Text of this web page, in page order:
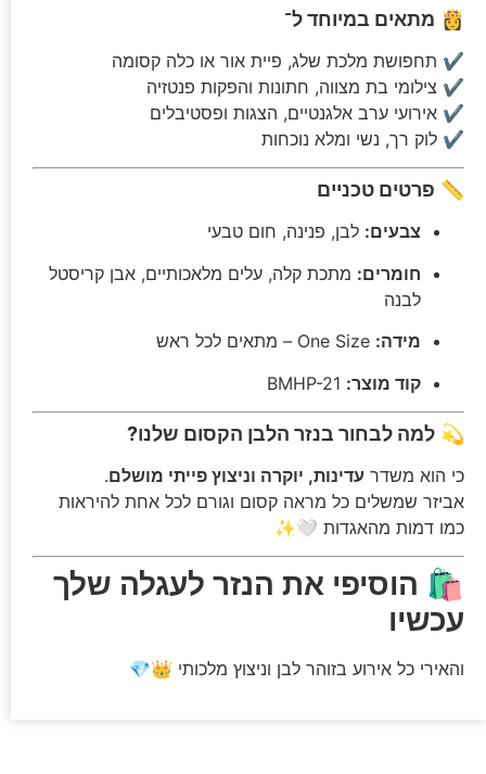
👸 מתאים במיוחד ל־
✔ תחפושת מלכת שלג, פיית אור או כלה קסומה
✔ צילומי בת מצווה, חתונות והפקות פנטזיה
✔ אירועי ערב אלגנטיים, הצגות ופסטיבלים
✔ לוק רך, נשי ומלא נוכחות
📏 פרטים טכניים
צבעים: לבן, פנינה, חום טבעי
חומרים: מתכת קלה, עלים מלאכותיים, אבן קריסטל
לבנה
מידה:
קוד מוצר:
💫 למה לבחור בנזר הלבן הקסום שלנו?
כי הוא משדר עדינות, יוקרה וניצוץ פייתי מושלם.
אביזר שמשלים כל מראה קסום וגורם לכל אחת להיראות
כמו דמות מהאגדות 🤍✨
🛍️ הוסיפי את הנזר לעגלה שלך
עכשיו
והאירי כל אירוע בזוהר לבן וניצוץ מלכותי 👑💎